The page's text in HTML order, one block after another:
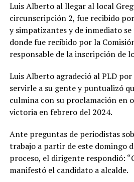
Luis Alberto al llegar al local
circunscripción 2, fue recibido
y simpatizantes y de inmediato se
donde fue recibido por la
responsable de la inscripción de
Luis Alberto agradeció al PLD
servirle a su gente y puntualizó
culmina con su proclamación en
victoria en febrero del 2024.
Ante preguntas de periodistas
trabajo a partir de este domingo
proceso, el dirigente respondió:
manifestó el candidato a alcalde.